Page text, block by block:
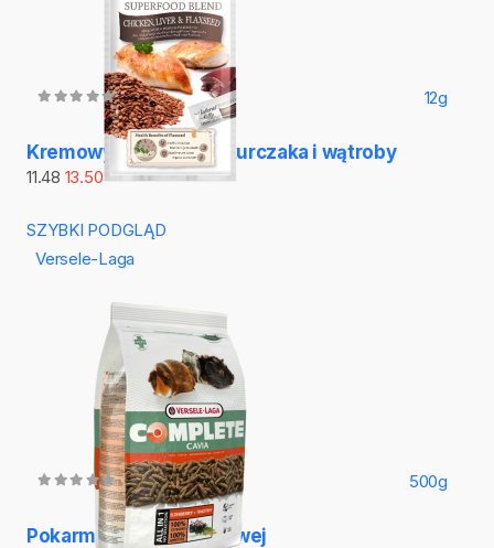
12g
Kremowy przysmak z kurczaka i wątroby
11.48 13.50
SZYBKI PODGLĄD
Versele-Laga
500g
Pokarm dla kawii domowej